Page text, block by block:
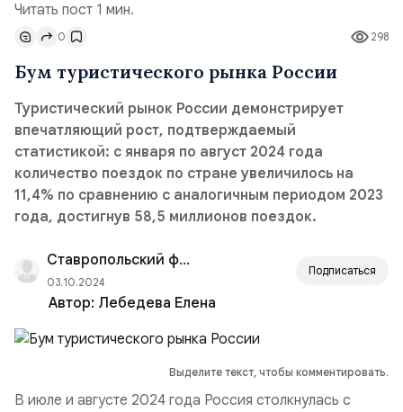
Читать пост 1 мин.
298
0
Бум туристического рынка России
Туристический рынок России демонстрирует
впечатляющий рост, подтверждаемый
статистикой: с января по август 2024 года
количество поездок по стране увеличилось на
11,4% по сравнению с аналогичным периодом 2023
года, достигнув 58,5 миллионов поездок.
Ставропольский филиал РАНХиГС
03.10.2024
Подписаться
Автор: Лебедева Елена
Выделите текст, чтобы комментировать.
В июле и августе 2024 года Россия столкнулась с